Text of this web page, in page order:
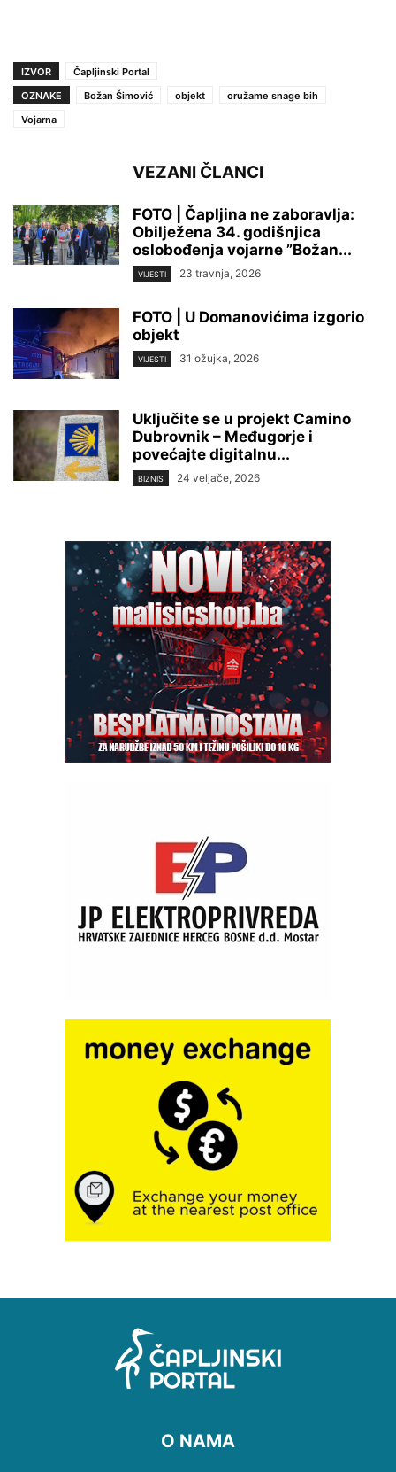
IZVOR
Čapljinski Portal
OZNAKE
Božan Šimović objekt
oružame snage bih
Vojarna
VEZANI ČLANCI
FOTO | Čapljina ne zaboravlja:
Obilježena 34. godišnjica
oslobođenja vojarne ”Božan...
VIJESTI 23 travnja, 2026
FOTO | U Domanovićima izgorio
objekt
VIJESTI 31 ožujka, 2026
Uključite se u projekt Camino
Dubrovnik – Međugorje i
povećajte digitalnu...
BIZNIS 24 veljače, 2026
O NAMA